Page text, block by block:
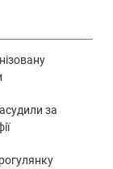
за